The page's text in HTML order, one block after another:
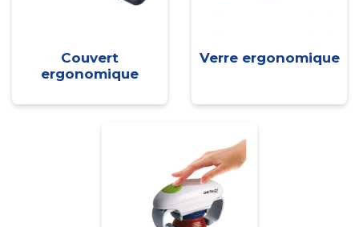
Couvert
ergonomique
Verre ergonomique